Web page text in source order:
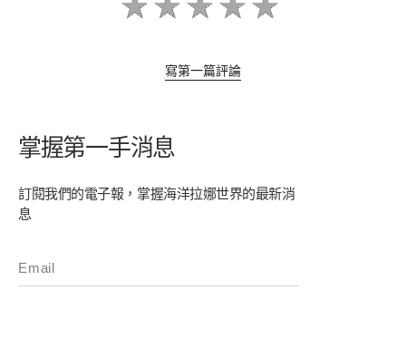
寫第一篇評論
掌握第一手消息
訂閱我們的電子報，掌握海洋拉娜世界的最新消
息